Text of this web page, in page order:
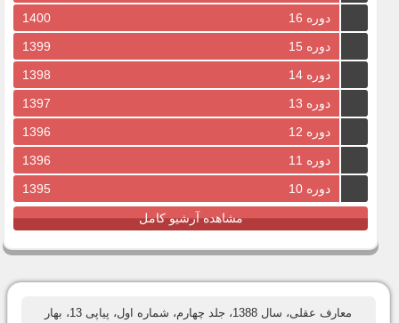
دوره 16
1400
دوره 15
1399
دوره 14
1398
دوره 13
1397
دوره 12
1396
دوره 11
1396
دوره 10
1395
مشاهده آرشیو کامل
معارف عقلی، سال 1388، جلد چهارم، شماره اول، پیاپی 13، بهار